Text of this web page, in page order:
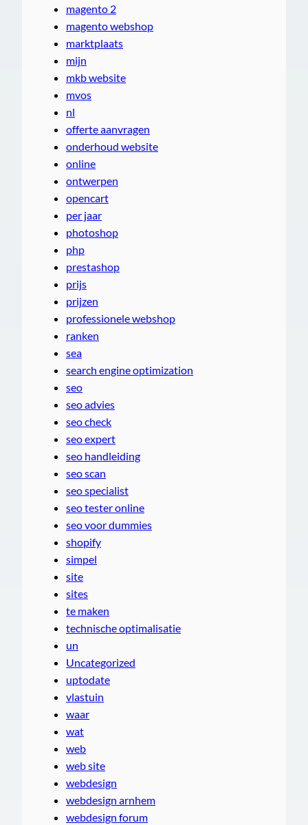
magento 2
magento webshop
marktplaats
mijn
mkb website
mvos
nl
offerte aanvragen
onderhoud website
online
ontwerpen
opencart
per jaar
photoshop
php
prestashop
prijs
prijzen
professionele webshop
ranken
sea
search engine optimization
seo
seo advies
seo check
seo expert
seo handleiding
seo scan
seo specialist
seo tester online
seo voor dummies
shopify
simpel
site
sites
te maken
technische optimalisatie
un
Uncategorized
uptodate
vlastuin
waar
wat
web
web site
webdesign
webdesign arnhem
webdesign forum